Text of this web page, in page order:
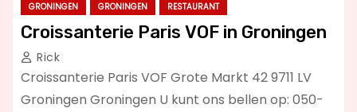
GRONINGEN GRONINGEN RESTAURANT
Croissanterie Paris VOF in Groningen
Rick
Croissanterie Paris VOF Grote Markt 42 9711 LV
Groningen Groningen U kunt ons bellen op: 050-